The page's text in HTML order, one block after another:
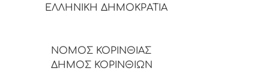
ΕΛΛΗΝΙΚΗ ΔΗΜΟΚΡΑΤΙΑ
ΝΟΜΟΣ ΚΟΡΙΝΘΙΑΣ
ΔΗΜΟΣ ΚΟΡΙΝΘΙΩΝ